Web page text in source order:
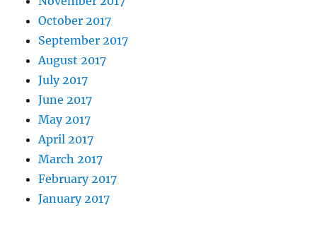
October 2017
September 2017
August 2017
July 2017
June 2017
May 2017
April 2017
March 2017
February 2017
January 2017